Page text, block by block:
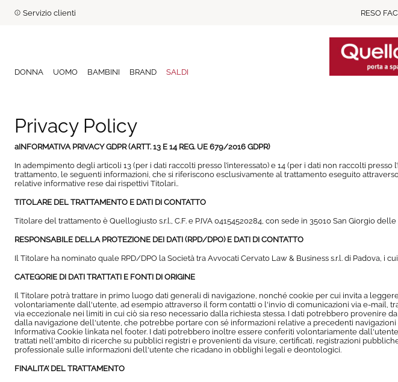
Servizio clienti RESO
DONNA UOMO BAMBINI BRAND SALDI
Privacy Policy
aINFORMATIVA PRIVACY GDPR (ARTT. 13 E 14 REG. UE 679/2016 GDPR)
In adempimento degli articoli 13 (per i dati raccolti presso l’interessato) e 14 (per i dati non raccolti
trattamento, le seguenti informazioni, che si riferiscono esclusivamente al trattamento eseguito
relative informative rese dai rispettivi Titolari..
TITOLARE DEL TRATTAMENTO E DATI DI CONTATTO
Titolare del trattamento è Quellogiusto s.r.l., C.F. e P.IVA 04154520284, con sede in 35010 San Giorgio
RESPONSABILE DELLA PROTEZIONE DEI DATI (RPD/DPO) E DATI DI CONTATTO
Il Titolare ha nominato quale RPD/DPO la Società tra Avvocati Cervato Law & Business s.r.l. di Padova, i
CATEGORIE DI DATI TRATTATI E FONTI DI ORIGINE
Il Titolare potrà trattare in primo luogo dati generali di navigazione, nonché cookie per cui invita a
volontariamente dall'utente, ad esempio attraverso il form contatti o l'invio di comunicazioni via e-mail,
via eccezionale nei limiti in cui ciò sia reso necessario dalla richiesta stessa. I dati potrebbero
dalla navigazione dell'utente, che potrebbe portare con sé informazioni relative a precedenti
Informativa Cookie linkata nel footer. I dati potrebbero inoltre essere conferiti volontariamente
trattati nell'ambito di ricerche su pubblici registri e provenienti da visure, certificati, registrazioni
professionale sulle informazioni dell'utente che ricadano in obblighi legali e deontologici.
FINALITA’ DEL TRATTAMENTO